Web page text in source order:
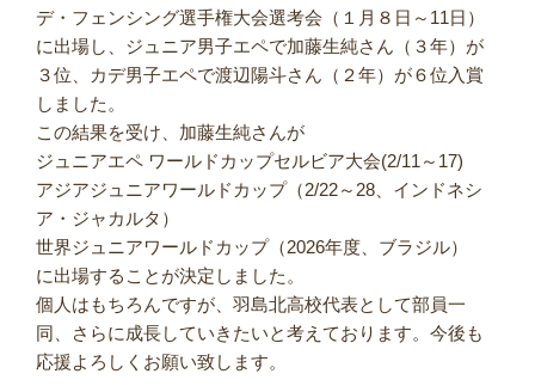
デ・フェンシング選手権大会選考会（１月８日～11日）
に出場し、ジュニア男子エペで加藤生純さん（３年）が
３位、カデ男子エペで渡辺陽斗さん（２年）が６位入賞
しました。
この結果を受け、加藤生純さんが
ジュニアエペ ワールドカップセルビア大会(2/11～17)
アジアジュニアワールドカップ（2/22～28、インドネシ
ア・ジャカルタ）
世界ジュニアワールドカップ（2026年度、ブラジル）
に出場することが決定しました。
個人はもちろんですが、羽島北高校代表として部員一
同、さらに成長していきたいと考えております。今後も
応援よろしくお願い致します。